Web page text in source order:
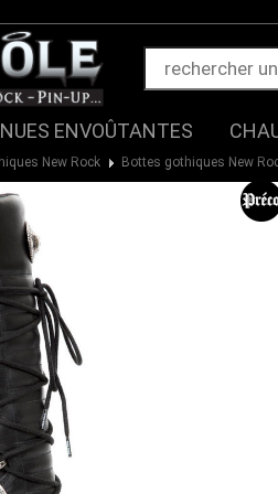
ENVOÛTANTES
New Rock Bottes gothiques New